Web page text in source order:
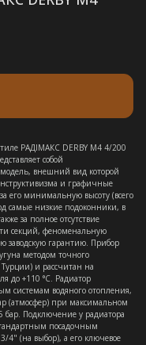
РАДIМАКС DERBY M4 4/200
собой
внешний вид которой
и графичные
его минимальную высоту (всего
самые низкие подоконники, в
за полное отсутствие
секций, феноменальную
заводскую гарантию. Прибор
методом точного
Турции) и рассчитан на
до +110 °C. Радиатор
системам водяного отопления,
(атмосфер) при максимальном
бар. Подключение у радиатора
посадочным
(на выбор), а его ключевое